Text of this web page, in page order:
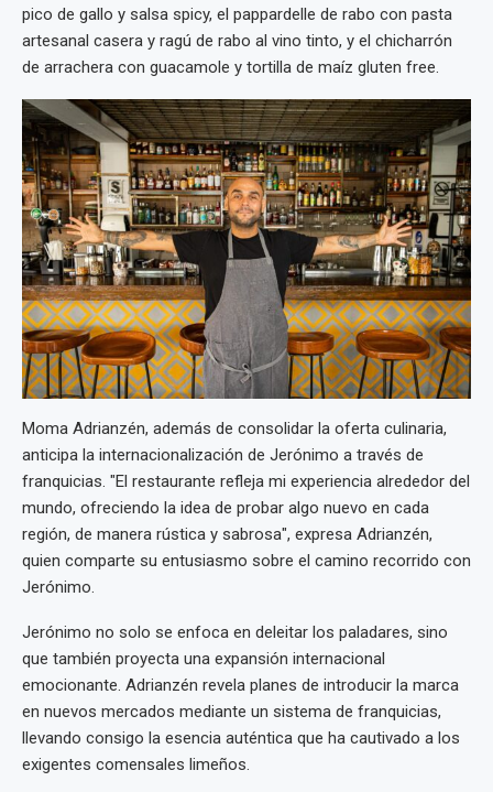
pico de gallo y salsa spicy, el pappardelle de rabo con pasta
artesanal casera y ragú de rabo al vino tinto, y el chicharrón
de arrachera con guacamole y tortilla de maíz gluten free.
Moma Adrianzén, además de consolidar la oferta culinaria,
anticipa la internacionalización de Jerónimo a través de
franquicias. "El restaurante refleja mi experiencia alrededor del
mundo, ofreciendo la idea de probar algo nuevo en cada
región, de manera rústica y sabrosa", expresa Adrianzén,
quien comparte su entusiasmo sobre el camino recorrido con
Jerónimo.
Jerónimo no solo se enfoca en deleitar los paladares, sino
que también proyecta una expansión internacional
emocionante. Adrianzén revela planes de introducir la marca
en nuevos mercados mediante un sistema de franquicias,
llevando consigo la esencia auténtica que ha cautivado a los
exigentes comensales limeños.